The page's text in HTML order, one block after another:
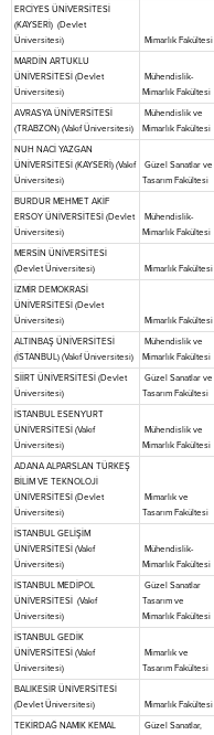
ERCİYES ÜNİVERSİTESİ
(KAYSERİ) (Devlet
Üniversitesi)
Mimarlık Fakültesi
MARDİN ARTUKLU
ÜNİVERSİTESİ (Devlet
Üniversitesi)
Mühendislik-
Mimarlık Fakültesi
AVRASYA ÜNİVERSİTESİ
(TRABZON) (Vakıf Üniversitesi)
Mühendislik ve
Mimarlık Fakültesi
NUH NACİ YAZGAN
ÜNİVERSİTESİ (KAYSERİ) (Vakıf
Üniversitesi)
Güzel Sanatlar ve
Tasarım Fakültesi
BURDUR MEHMET AKİF
ERSOY ÜNİVERSİTESİ (Devlet
Üniversitesi)
Mühendislik-
Mimarlık Fakültesi
MERSİN ÜNİVERSİTESİ
(Devlet Üniversitesi)
Mimarlık Fakültesi
İZMİR DEMOKRASİ
ÜNİVERSİTESİ (Devlet
Üniversitesi)
Mimarlık Fakültesi
ALTINBAŞ ÜNİVERSİTESİ
(İSTANBUL) (Vakıf Üniversitesi)
Mühendislik ve
Mimarlık Fakültesi
SİİRT ÜNİVERSİTESİ (Devlet
Üniversitesi)
Güzel Sanatlar ve
Tasarım Fakültesi
İSTANBUL ESENYURT
ÜNİVERSİTESİ (Vakıf
Üniversitesi)
Mühendislik ve
Mimarlık Fakültesi
ADANA ALPARSLAN TÜRKEŞ
BİLİM VE TEKNOLOJİ
ÜNİVERSİTESİ (Devlet
Üniversitesi)
Mimarlık ve
Tasarım Fakültesi
İSTANBUL GELİŞİM
ÜNİVERSİTESİ (Vakıf
Üniversitesi)
Mühendislik-
Mimarlık Fakültesi
İSTANBUL MEDİPOL
ÜNİVERSİTESİ (Vakıf
Üniversitesi)
Güzel Sanatlar
Tasarım ve
Mimarlık Fakültesi
İSTANBUL GEDİK
ÜNİVERSİTESİ (Vakıf
Üniversitesi)
Mimarlık ve
Tasarım Fakültesi
BALIKESİR ÜNİVERSİTESİ
(Devlet Üniversitesi)
Mimarlık Fakültesi
TEKİRDAĞ NAMIK KEMAL
Güzel Sanatlar,